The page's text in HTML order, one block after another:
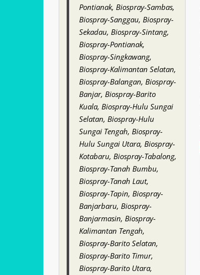
Pontianak, Biospray-Sambas,
Biospray-Sanggau, Biospray-
Sekadau, Biospray-Sintang,
Biospray-Pontianak,
Biospray-Singkawang,
Biospray-Kalimantan Selatan,
Biospray-Balangan, Biospray-
Banjar, Biospray-Barito
Kuala, Biospray-Hulu Sungai
Selatan, Biospray-Hulu
Sungai Tengah, Biospray-
Hulu Sungai Utara, Biospray-
Kotabaru, Biospray-Tabalong,
Biospray-Tanah Bumbu,
Biospray-Tanah Laut,
Biospray-Tapin, Biospray-
Banjarbaru, Biospray-
Banjarmasin, Biospray-
Kalimantan Tengah,
Biospray-Barito Selatan,
Biospray-Barito Timur,
Biospray-Barito Utara,